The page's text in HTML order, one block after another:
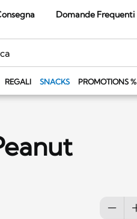
Domande Frequenti
REGALI SNACKS PROMOTIONS %